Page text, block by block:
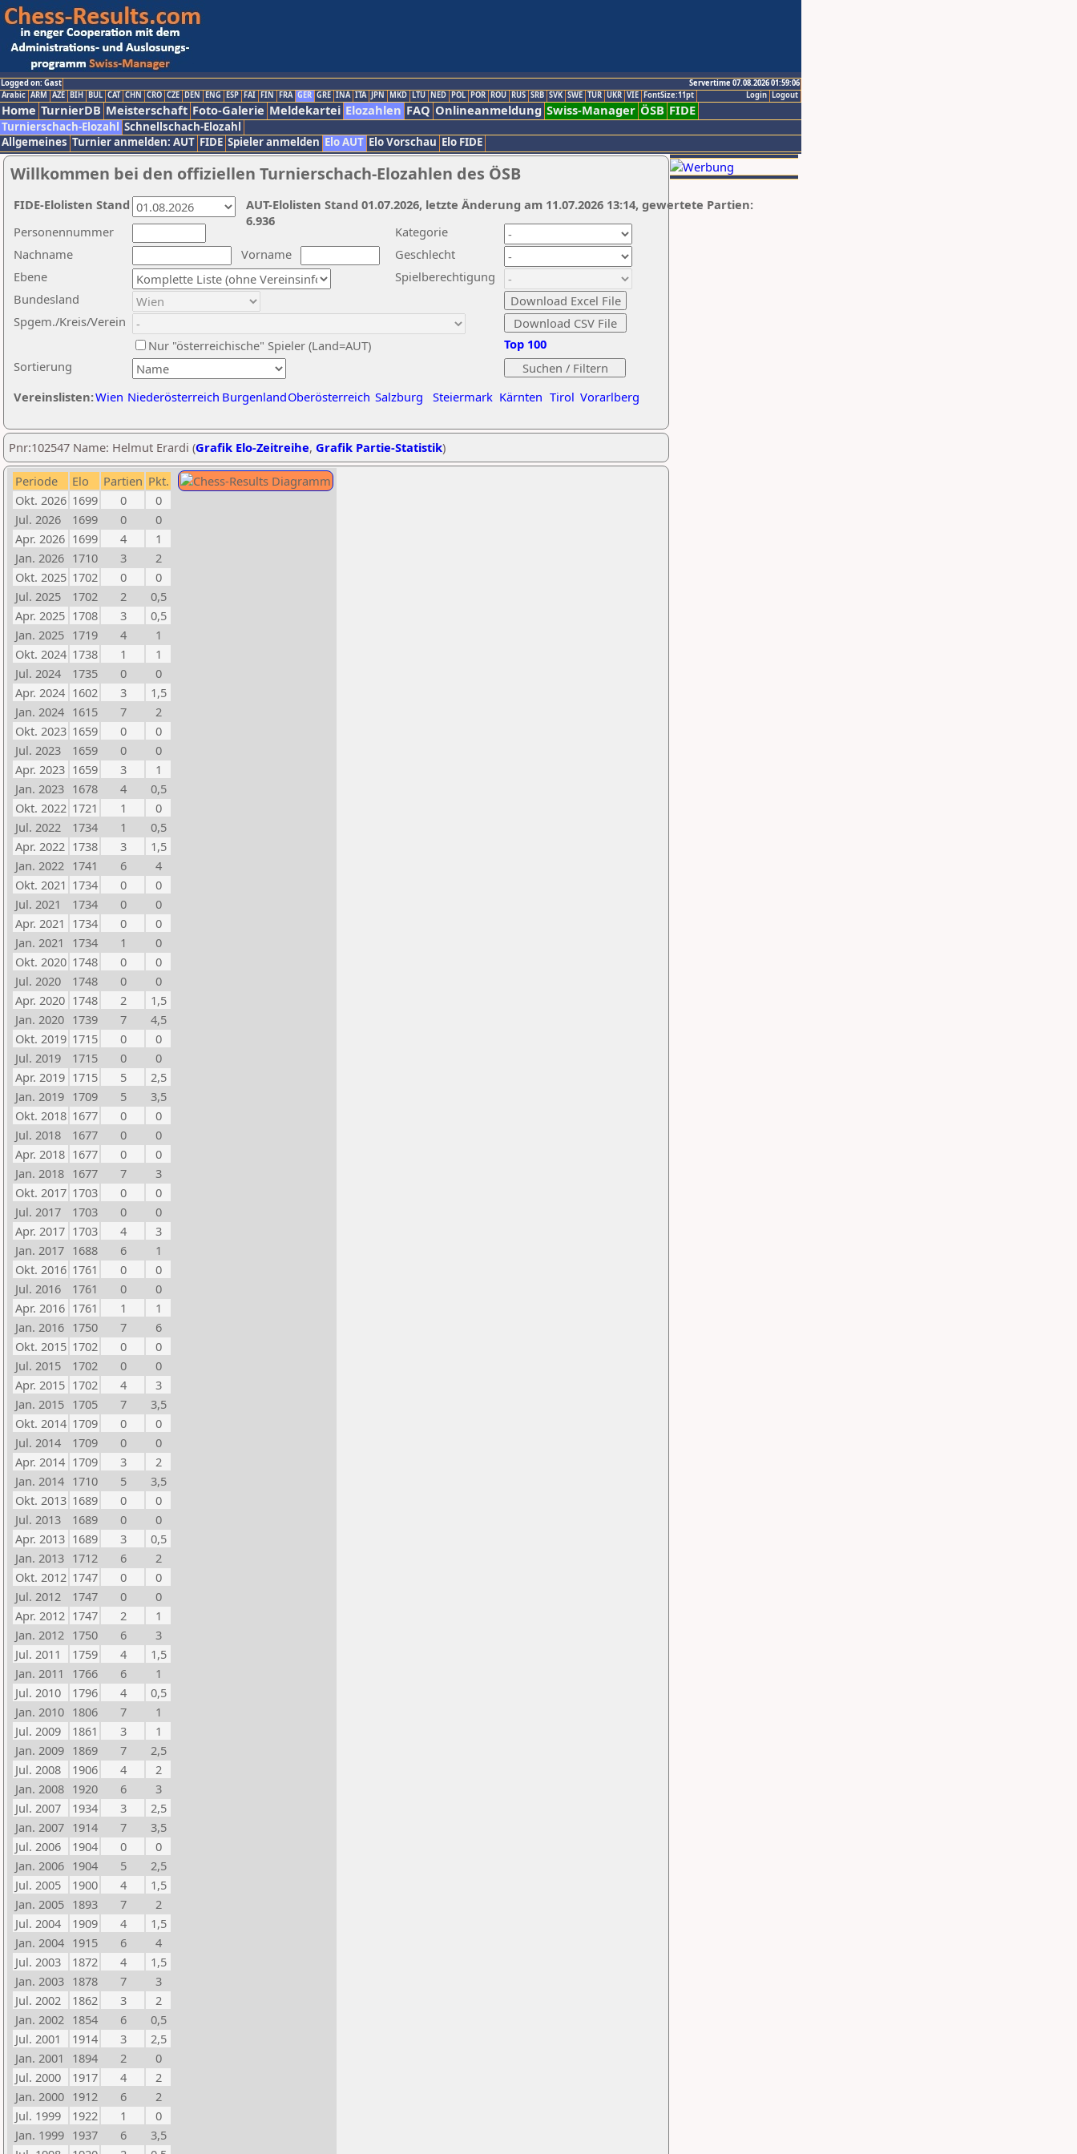
Logged on: Gast
Servertime 07.08.2026 01:59:06
Logout
Login
Arabic ARM AZE BIH BUL CAT CHN CRO CZE DEN ENG ESP FAI FIN FRA GER GRE INA ITA JPN MKD LTU NED POL POR ROU RUS SRB SVK SWE TUR UKR VIE FontSize:11pt
Home TurnierDB Meisterschaft Foto-Galerie Meldekartei Elozahlen FAQ Onlineanmeldung Swiss-Manager ÖSB FIDE
Turnierschach-Elozahl Schnellschach-Elozahl
Allgemeines Turnier anmelden: AUT FIDE Spieler anmelden Elo AUT Elo Vorschau Elo FIDE
Willkommen bei den offiziellen Turnierschach-Elozahlen des ÖSB
Nachname
Vorname
Ebene
Kategorie
Sortierung
Personennummer
Bundesland
Spgem./Kreis/Verein
Geschlecht
Nur "österreichische" Spieler (Land=AUT)
Spielberechtigung
Vereinslisten:Wien Niederösterreich BurgenlandOberösterreich Salzburg Steiermark Kärnten Tirol Vorarlberg
Top 100
AUT-Elolisten Stand 01.07.2026, letzte Änderung am 11.07.2026 13:14, gewertete Partien:
6.936
FIDE-Elolisten Stand
Pnr:102547 Name: Helmut Erardi (Grafik Elo-Zeitreihe, Grafik Partie-Statistik)
Periode Elo Partien Pkt.
Okt. 2026 1699 0
0
Jul. 2026
1699 0
0
Apr. 2026 1699 4
1
Jan. 2026 1710 3
2
Okt. 2025 1702 0
0
Jul. 2025
1702 2
0,5
Apr. 2025 1708 3
0,5
Jan. 2025 1719 4
1
Okt. 2024 1738 1
1
Jul. 2024
1735 0
0
Apr. 2024 1602 3
1,5
Jan. 2024 1615 7
2
Okt. 2023 1659 0
0
Jul. 2023
1659 0
0
Apr. 2023 1659 3
1
Jan. 2023 1678 4
0,5
Okt. 2022 1721 1
0
Jul. 2022
1734 1
0,5
Apr. 2022 1738 3
1,5
Jan. 2022 1741 6
4
Okt. 2021 1734 0
0
Jul. 2021
1734 0
0
Apr. 2021 1734 0
0
Jan. 2021
1734 1
0
Okt. 2020 1748 0
0
Jul. 2020
1748 0
0
Apr. 2020 1748 2
1,5
Jan. 2020 1739 7
4,5
Okt. 2019 1715 0
0
Jul. 2019
1715 0
0
Apr. 2019 1715 5
2,5
Jan. 2019 1709 5
3,5
Okt. 2018 1677 0
0
Jul. 2018
1677 0
0
Apr. 2018 1677 0
0
Jan. 2018 1677 7
3
Okt. 2017 1703 0
0
Jul. 2017
1703 0
0
Apr. 2017 1703 4
3
Jan. 2017 1688 6
1
Okt. 2016 1761 0
0
Jul. 2016
1761 0
0
Apr. 2016 1761 1
1
Jan. 2016 1750 7
6
Okt. 2015 1702 0
0
Jul. 2015
1702 0
0
Apr. 2015 1702 4
3
Jan. 2015 1705 7
3,5
Okt. 2014 1709 0
0
Jul. 2014
1709 0
0
Apr. 2014 1709 3
2
Jan. 2014 1710 5
3,5
Okt. 2013 1689 0
0
Jul. 2013
1689 0
0
Apr. 2013 1689 3
0,5
Jan. 2013 1712 6
2
Okt. 2012 1747 0
0
Jul. 2012
1747 0
0
Apr. 2012 1747 2
1
Jan. 2012 1750 6
3
Jul. 2011
1759 4
1,5
Jan. 2011
1766 6
1
Jul. 2010
1796 4
0,5
Jan. 2010 1806 7
1
Jul. 2009
1861 3
1
Jan. 2009 1869 7
2,5
Jul. 2008
1906 4
2
Jan. 2008 1920 6
3
Jul. 2007
1934 3
2,5
Jan. 2007 1914 7
3,5
Jul. 2006
1904 0
0
Jan. 2006 1904 5
2,5
Jul. 2005
1900 4
1,5
Jan. 2005 1893 7
2
Jul. 2004
1909 4
1,5
Jan. 2004 1915 6
4
Jul. 2003
1872 4
1,5
Jan. 2003 1878 7
3
Jul. 2002
1862 3
2
Jan. 2002 1854 6
0,5
Jul. 2001
1914 3
2,5
Jan. 2001
1894 2
0
Jul. 2000
1917 4
2
Jan. 2000 1912 6
2
Jul. 1999
1922 1
0
Jan. 1999 1937 6
3,5